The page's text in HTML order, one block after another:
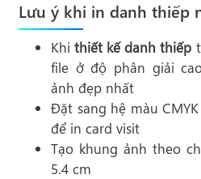
Lưu ý khi in danh thiếp
Khithiết kế danh thiếp
file ở độ phân giải
ảnh đẹp nhất
Đặt sang hệ màu
để in card visit
Tạo khung ảnh theo
5.4 cm